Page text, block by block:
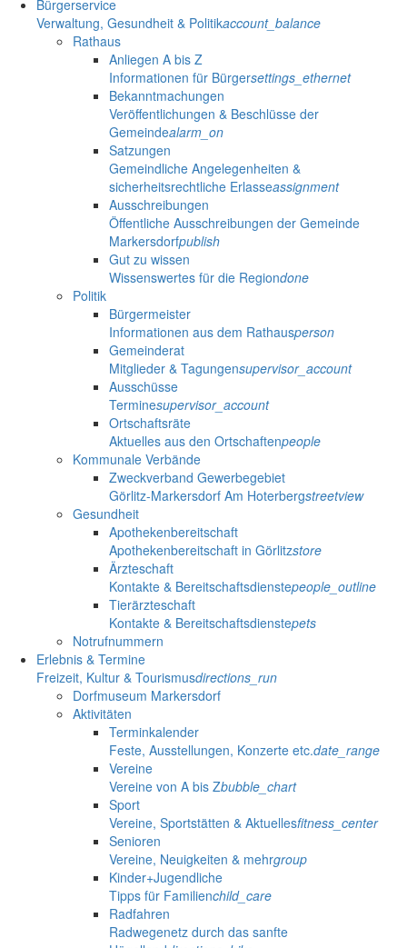
Bürgerservice
Verwaltung, Gesundheit & Politikaccount_balance
Rathaus
Anliegen A bis Z
Informationen für Bürgersettings_ethernet
Bekanntmachungen
Veröffentlichungen & Beschlüsse der
Gemeindealarm_on
Satzungen
Gemeindliche Angelegenheiten &
sicherheitsrechtliche Erlasseassignment
Ausschreibungen
Öffentliche Ausschreibungen der Gemeinde
Markersdorfpublish
Gut zu wissen
Wissenswertes für die Regiondone
Politik
Bürgermeister
Informationen aus dem Rathausperson
Gemeinderat
Mitglieder & Tagungensupervisor_account
Ausschüsse
Terminesupervisor_account
Ortschaftsräte
Aktuelles aus den Ortschaftenpeople
Kommunale Verbände
Zweckverband Gewerbegebiet
Görlitz-Markersdorf Am Hoterbergstreetview
Gesundheit
Apothekenbereitschaft
Apothekenbereitschaft in Görlitzstore
Ärzteschaft
Kontakte & Bereitschaftsdienstepeople_outline
Tierärzteschaft
Kontakte & Bereitschaftsdienstepets
Notrufnummern
Erlebnis & Termine
Freizeit, Kultur & Tourismusdirections_run
Dorfmuseum Markersdorf
Aktivitäten
Terminkalender
Feste, Ausstellungen, Konzerte etc.date_range
Vereine
Vereine von A bis Zbubble_chart
Sport
Vereine, Sportstätten & Aktuellesfitness_center
Senioren
Vereine, Neuigkeiten & mehrgroup
Kinder+Jugendliche
Tipps für Familienchild_care
Radfahren
Radwegenetz durch das sanfte